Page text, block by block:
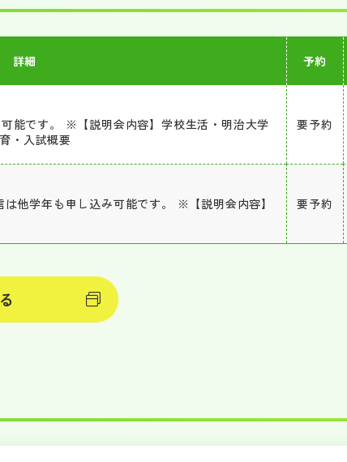
詳細 予約
能です。 ※【説明会内容】学校生活・明治大学
・入試概要
要予約
他学年も申し込み可能です。 ※【説明会内容】
要予約